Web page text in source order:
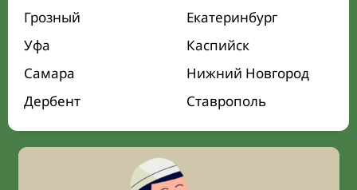
Грозный
Екатеринбург
Уфа
Каспийск
Самара
Нижний Новгород
Дербент
Ставрополь